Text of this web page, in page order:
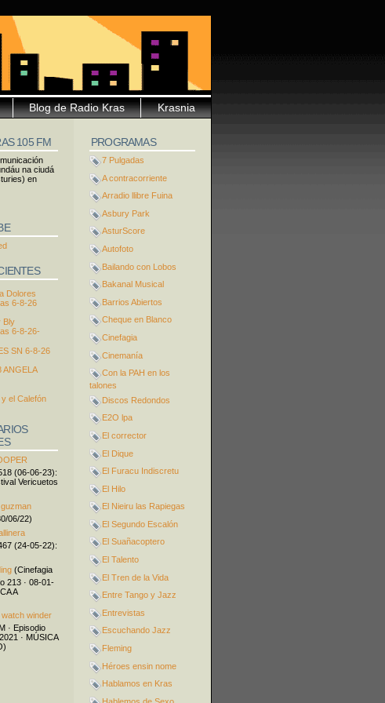
Krasnia
Blog de Radio Kras
PROGRAMAS
7 Pulgadas
A contracorriente
Arradio llibre Fuina
Asbury Park
AsturScore
Autofoto
Bailando con Lobos
Bakanal Musical
Barrios Abiertos
Cheque en Blanco
Cinefagia
Cinemanía
Con la PAH en los
talones
Discos Redondos
E2O lpa
El corrector
El Dique
El Furacu Indiscretu
El Hilo
El Nieiru las Rapiegas
El Segundo Escalón
El Suañacoptero
El Talento
El Tren de la Vida
Entre Tango y Jazz
Entrevistas
Escuchando Jazz
Fleming
Héroes ensin nome
Hablamos en Kras
105 FM
na ciudá
en
Dolores
6-8-26
Bly
6-8-26-
SN 6-8-26
ANGELA
y el Calefón
(06-06-23):
Vericuetos
06/22)
(24-05-22):
(Cinefagia
213 · 08-01-
A
winder
· Episodio
· MÚSICA